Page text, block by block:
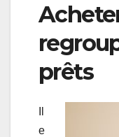
prêts
e